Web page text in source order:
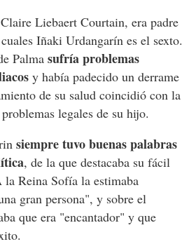
Liebaert Courtain, era padre
Iñaki Urdangarín es el sexto.
Palma sufría problemas
y había padecido un derrame
de su salud coincidió con la
legales de su hijo.
siempre tuvo buenas palabras
, de la que destacaba su fácil
Reina Sofía la estimaba
gran persona", y sobre el
que era "encantador" y que